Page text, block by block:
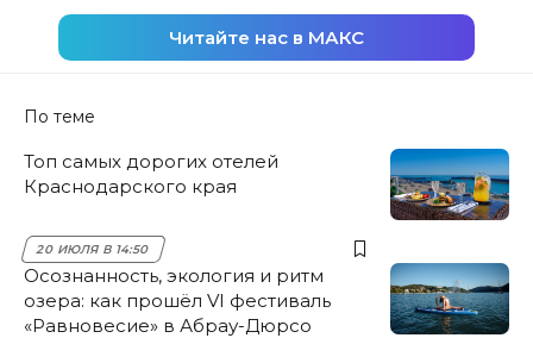
Читайте нас в МАКС
По теме
Топ самых дорогих отелей
Краснодарского края
20 ИЮЛЯ В 14:50
Осознанность, экология и ритм
озера: как прошёл VI фестиваль
«Равновесие» в Абрау-Дюрсо